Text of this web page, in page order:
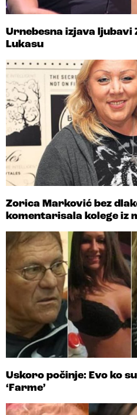
Urnebesna izjava
Lukasu
Zorica Marković bez
komentarisala kolege iz
Uskoro počinje: Evo ko
‘Farme’